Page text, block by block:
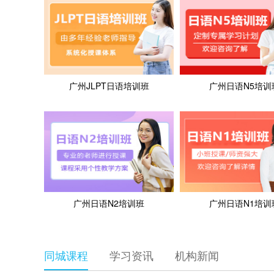
广州JLPT日语培训班 广州日语N5培训
广州日语N2培训班 广州日语N1培训
同城课程 学习资讯 机构新闻